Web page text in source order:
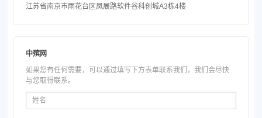
江苏省南京市雨花台区凤展路软件谷科创城A3栋4楼
中殡网
如果您有任何需要，可以通过填写下方表单联系我们，我们会尽快
与您取得联系。